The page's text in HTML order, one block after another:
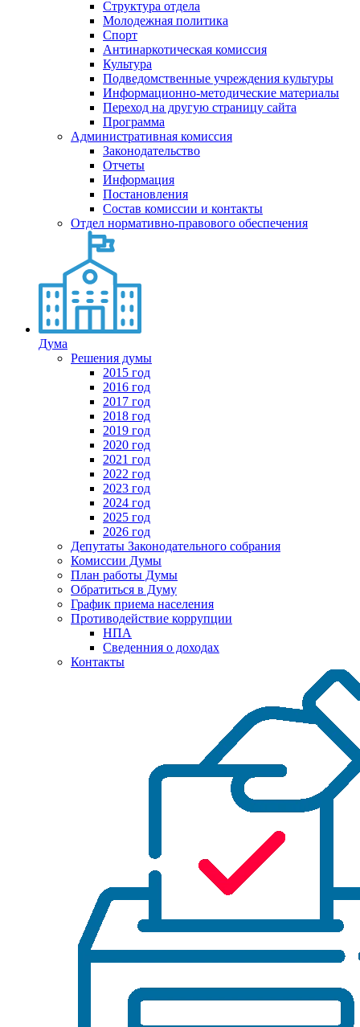
Структура отдела
Молодежная политика
Спорт
Антинаркотическая комиссия
Культура
Подведомственные учреждения культуры
Информационно-методические материалы
Переход на другую страницу сайта
Программа
Административная комиссия
Законодательство
Отчеты
Информация
Постановления
Состав комиссии и контакты
Отдел нормативно-правового обеспечения
Дума
Решения думы
2015 год
2016 год
2017 год
2018 год
2019 год
2020 год
2021 год
2022 год
2023 год
2024 год
2025 год
2026 год
Депутаты Законодательного собрания
Комиссии Думы
План работы Думы
Обратиться в Думу
График приема населения
Противодействие коррупции
НПА
Сведенния о доходах
Контакты